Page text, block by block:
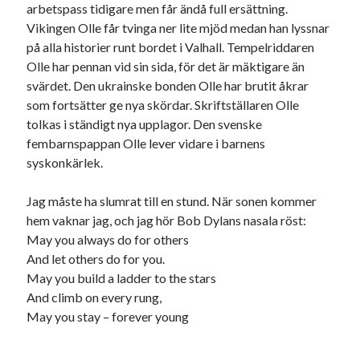
arbetspass tidigare men får ändå full ersättning.
Vikingen Olle får tvinga ner lite mjöd medan han lyssnar
på alla historier runt bordet i Valhall. Tempelriddaren
Olle har pennan vid sin sida, för det är mäktigare än
svärdet. Den ukrainske bonden Olle har brutit åkrar
som fortsätter ge nya skördar. Skriftställaren Olle
tolkas i ständigt nya upplagor. Den svenske
fembarnspappan Olle lever vidare i barnens
syskonkärlek.
Jag måste ha slumrat till en stund. När sonen kommer
hem vaknar jag, och jag hör Bob Dylans nasala röst:
May you always do for others
And let others do for you.
May you build a ladder to the stars
And climb on every rung,
May you stay – forever young